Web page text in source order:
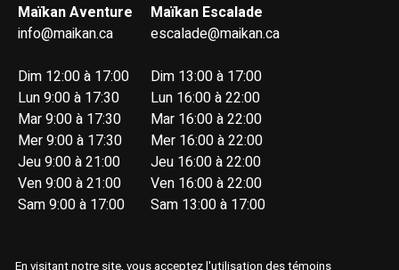
Maïkan Aventure
info@maikan.ca
Dim 12:00 à 17:00
Lun 9:00 à 17:30
Mar 9:00 à 17:30
Mer 9:00 à 17:30
Jeu 9:00 à 21:00
Ven 9:00 à 21:00
Sam 9:00 à 17:00
Maïkan Escalade
escalade@maikan.ca
Dim 13:00 à 17:00
Lun 16:00 à 22:00
Mar 16:00 à 22:00
Mer 16:00 à 22:00
Jeu 16:00 à 22:00
Ven 16:00 à 22:00
Sam 13:00 à 17:00
En visitant notre site, vous acceptez l'utilisation des témoins